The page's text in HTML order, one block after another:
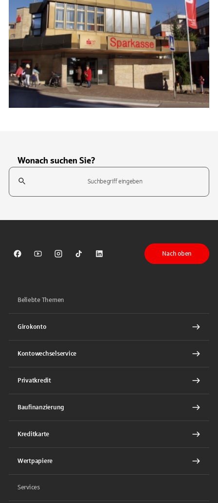
Wonach suchen Sie?
Suchfeld
Sparkasse auf Facebook
Sparkasse auf Youtube
Sparkasse auf Instagram
Sparkasse auf TikTok
Sparkasse auf LinkedIn
Nach oben
Beliebte Themen
Girokonto
Kontowechselservice
Privatkredit
Baufinanzierung
Kreditkarte
Wertpapiere
Services